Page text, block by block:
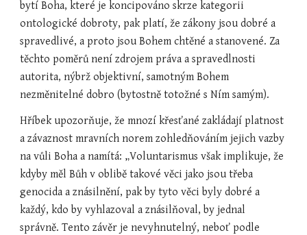
bytí Boha, které je koncipováno skrze kategorii
ontologické dobroty, pak platí, že zákony jsou dobré a
spravedlivé, a proto jsou Bohem chtěné a stanovené. Za
těchto poměrů není zdrojem práva a spravedlnosti
autorita, nýbrž objektivní, samotným Bohem
nezměnitelné dobro (bytostně totožné s Ním samým).
Hříbek upozorňuje, že mnozí křesťané zakládají platnost
a závaznost mravních norem zohledňováním jejich vazby
na vůli Boha a namítá: „Voluntarismus však implikuje, že
kdyby měl Bůh v oblibě takové věci jako jsou třeba
genocida a znásilnění, pak by tyto věci byly dobré a
každý, kdo by vyhlazoval a znásilňoval, by jednal
správně. Tento závěr je nevyhnutelný, neboť podle